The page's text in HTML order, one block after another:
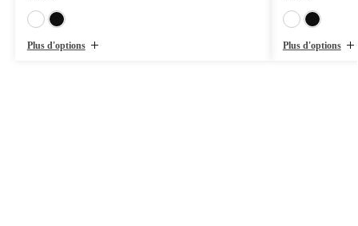
Plus d'options Plus d'options